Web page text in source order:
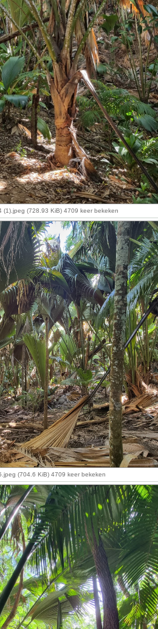
(728.93 KiB) 4709 keer bekeken
(704.6 KiB) 4709 keer bekeken